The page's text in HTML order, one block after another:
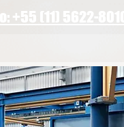
+55 (11) 5622-